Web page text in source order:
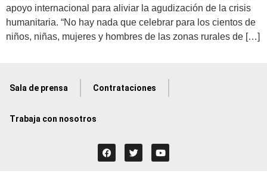
apoyo internacional para aliviar la agudización de la crisis
humanitaria. “No hay nada que celebrar para los cientos de
niños, niñas, mujeres y hombres de las zonas rurales de […]
Sala de prensa Contrataciones
Trabaja con nosotros